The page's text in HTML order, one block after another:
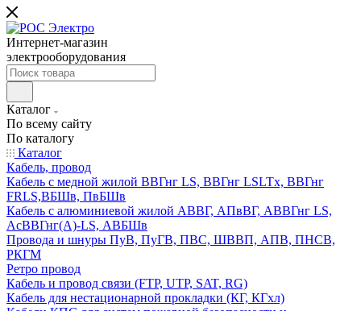
Интернет-магазин
электрооборудования
Каталог
По всему сайту
По каталогу
Каталог
Кабель, провод
Кабель с медной жилой ВВГнг LS, ВВГнг LSLTx, ВВГнг
FRLS,ВБШв, ПвБШв
Кабель с алюминиевой жилой АВВГ, АПвВГ, АВВГнг LS,
АсВВГнг(А)-LS, АВБШв
Провода и шнуры ПуВ, ПуГВ, ПВС, ШВВП, АПВ, ПНСВ,
РКГМ
Ретро провод
Кабель и провод связи (FTP, UTP, SAT, RG)
Кабель для нестационарной прокладки (КГ, КГхл)